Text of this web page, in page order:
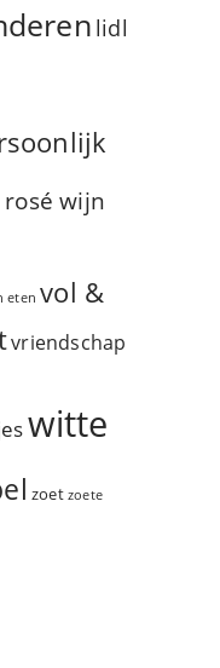
lidl
rosé wijn
eten vol &
vriendschap
witte
zoet zoete